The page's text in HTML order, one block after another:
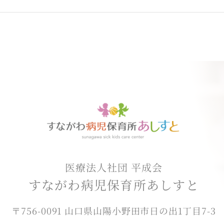
医療法人社団 平成会
すながわ病児保育所あしすと
〒756-0091 山口県山陽小野田市日の出1丁目7-3